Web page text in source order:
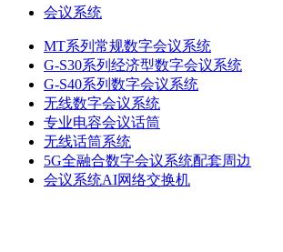
会议系统
MT系列常规数字会议系统
G-S30系列经济型数字会议系统
G-S40系列数字会议系统
无线数字会议系统
专业电容会议话筒
无线话筒系统
5G全融合数字会议系统配套周边
会议系统AI网络交换机